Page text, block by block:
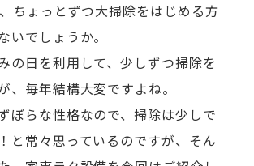
ちょっとずつ大掃除をはじめる方
いでしょうか。
の日を利用して、少しずつ掃除を
、毎年結構大変ですよね。
ぼらな性格なので、掃除は少しで
と常々思っているのですが、そん